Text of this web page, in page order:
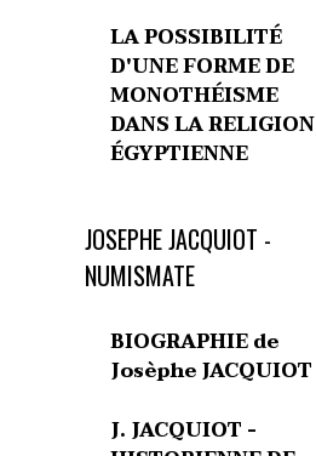
LA POSSIBILITÉ
D'UNE FORME DE
MONOTHÉISME
DANS LA RELIGION
ÉGYPTIENNE
JOSEPHE JACQUIOT -
NUMISMATE
BIOGRAPHIE de
Josèphe JACQUIOT
J. JACQUIOT -